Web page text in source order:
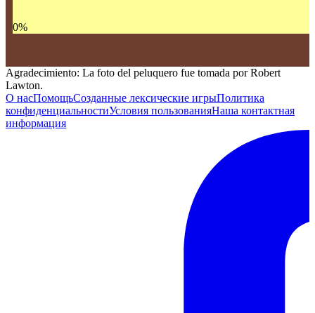
0%
Agradecimiento: La foto del peluquero fue tomada por Robert
Lawton.
О насПомощьСозданные лексические игрыПолитика
конфиденциальностиУсловия пользованияНаша контактная
информация